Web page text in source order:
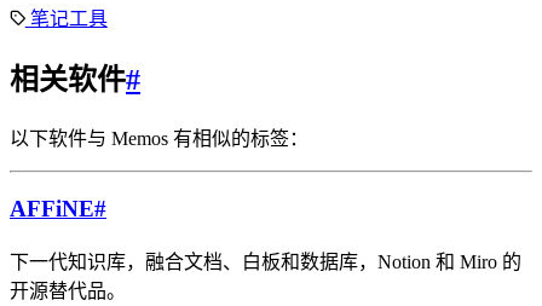
笔记工具
相关软件#
以下软件与 Memos 有相似的标签：
AFFiNE#
下一代知识库，融合文档、白板和数据库，Notion 和 Miro 的
开源替代品。